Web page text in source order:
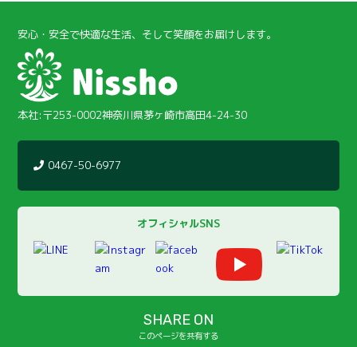
安心・安全で快適な生活、そして笑顔をお届けします。
本社:〒253-0002神奈川県茅ヶ崎市高田4-24-30
0467-50-6977
オフィシャルSNS
SHARE ON
このページを共有する